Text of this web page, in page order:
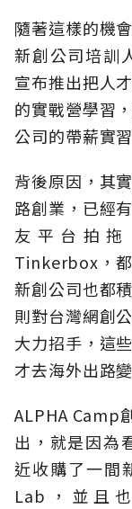
隨著這樣的機
新創公司培訓
宣布推出把人
的實戰營學習
公司的帶薪實
背後原因，其
路創業，已經
友平台拍拖
Tinkerbox，
新創公司也都
則對台灣網創
大力招手，這
才去海外出路
ALPHA Camp
出，就是因為
近收購了一間
Lab，並且